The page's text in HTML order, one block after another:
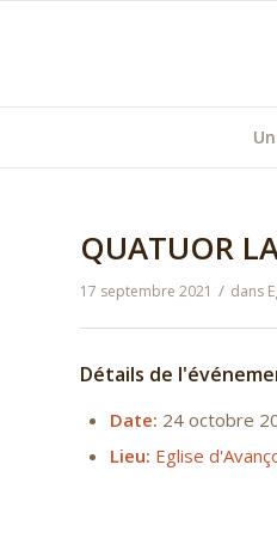
QUATUOR
17 septembre 2021 / dans
Détails de
Date: 24 octobre
Lieu: Eglise